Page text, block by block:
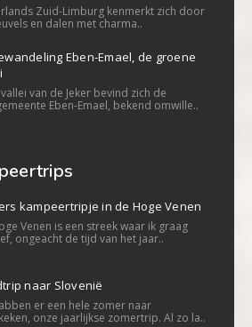
Zuid-Limburg kenmerkt zich door
en dalen met charma..
Eben-Emael, de groene
van de Jeker bevind zich de
Eben-Emael, bekend omwille..
kampeertripje in de Hoge Venen
Venen is een streek waar ik graag
ongeacht de tijd van het jaar..
naar Slovenië
er een hele zomer naar
onze jaarlijkse zomertrip. Al zo la..